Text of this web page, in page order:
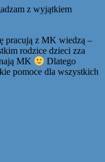
z wyjątkiem
pracują z MK wiedzą –
rodzice dzieci zza
MK
Dlatego
pomoce dla wszystkich